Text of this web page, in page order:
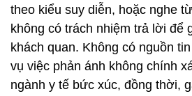
theo kiểu suy diễn, hoặc nghe
không có trách nhiệm trả lời để
khách quan. Không có nguồn
vụ việc phản ánh không chính
ngành y tế bức xúc, đồng thời,